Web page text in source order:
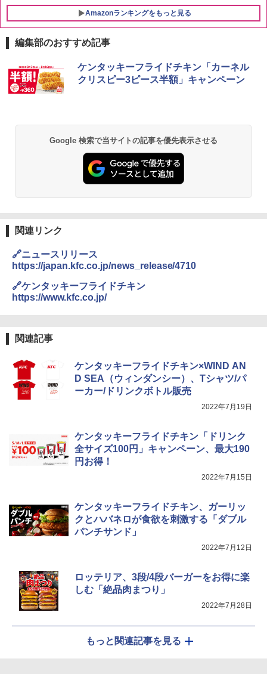
Amazonランキングをもっと見る
1
ブラックニッカ ニッカ Nikka ウィスキ
ー4000ml ブラックニッカクリア ウヰス
キー 【日本 アサヒ ウィスキー】 大容量
角瓶 2700ml サントリー ウイスキー ハ
イボール 大容量
￥4,345
入 700ml
￥20,000
1
チキンラーメン どんぶり 85g×12個 日清
食品 インスタント カップ麺
【公式】ブタメン とんこつ味 35g×15個
| 業務用 夜食 カップラーメン ミニカップ
麺 小腹 インスタント アウトドアにも ロ
ーリングストック 大人買い おやつカン
パニー
3
￥3,475
4
￥3,248
￥2,323
1
[山善] スチームオーブンレンジ 25L 一人
暮らし 二人暮らし フラットテーブル ス
チーム調理 自動メニュー19種搭載 角皿
シャープ 過熱水蒸気 オーブンレンジ 26
L コンベクション 2段調理 ホワイト RE-
SS26B-W
3
ーム調理 フラットテーブル トースト機
ック YRZ-WF150TV(B)
ジ 石窯ドーム ER-D80A(K) ブラック 25
0℃ 1段調理 フラットテーブル 電子レン
ジ 赤外線センサー ノンフライ調理 簡単
お手入れ 小型 新生活 一人暮らし 二人暮
シャープ ウォーターオーブン ヘルシオ
AX-XJ1-B ブラック 30L 2段調理 コンベ
￥44,800
編集部のおすすめ記事
ケンタッキーフライドチキン「カーネル
クリスピー3ピース半額」キャンペーン
Google 検索で当サイトの記事を優先表示させる
関連リンク
🔗ニュースリリース
https://japan.kfc.co.jp/news_release/4710
🔗ケンタッキーフライドチキン
https://www.kfc.co.jp/
関連記事
ケンタッキーフライドチキン×WIND AN
D SEA（ウィンダンシー）、Tシャツ/パ
ーカー/ドリンクボトル販売
2022年7月19日
ケンタッキーフライドチキン「ドリンク
全サイズ100円」キャンペーン、最大190
円お得！
2022年7月15日
ケンタッキーフライドチキン、ガーリッ
クとハバネロが食欲を刺激する「ダブル
パンチサンド」
2022年7月12日
ロッテリア、3段/4段バーガーをお得に楽
しむ「絶品肉まつり」
2022年7月28日
もっと関連記事を見る